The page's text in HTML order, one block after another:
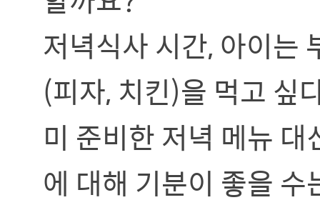
저녁식사 시간, 아이는
(피자, 치킨)을 먹고 싶
미 준비한 저녁 메뉴
에 대해 기분이 좋을